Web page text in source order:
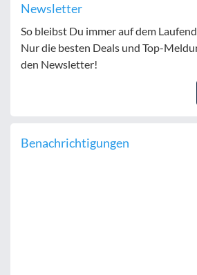
Newsletter
So bleibst Du immer auf dem
Nur die besten Deals und Top-
den Newsletter!
Benachrichtigungen